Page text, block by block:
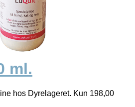
ml.
hos Dyrelageret. Kun 198,00